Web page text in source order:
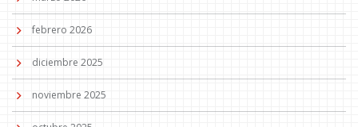
febrero 2026
diciembre 2025
noviembre 2025